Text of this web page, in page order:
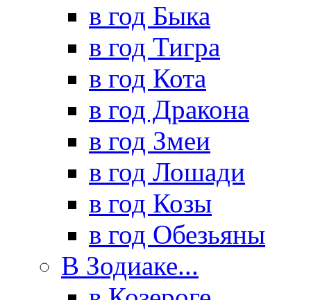
в год Быка
в год Тигра
в год Кота
в год Дракона
в год Змеи
в год Лошади
в год Козы
в год Обезьяны
В Зодиаке...